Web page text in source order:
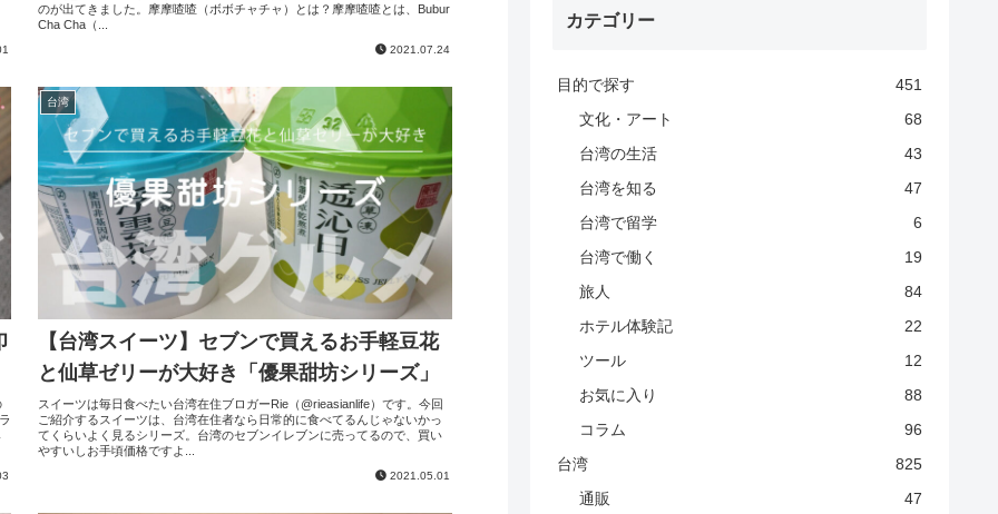
のが出てきました。摩摩喳喳（ボボチャチャ）とは？摩摩喳喳とは、Bubur
Cha Cha（...
2021.07.24
台湾
【台湾スイーツ】セブンで買えるお手軽豆花
と仙草ゼリーが大好き「優果甜坊シリーズ」
スイーツは毎日食べたい台湾在住ブロガーRie（@rieasianlife）です。今回
ご紹介するスイーツは、台湾在住者なら日常的に食べてるんじゃないかっ
てくらいよく見るシリーズ。台湾のセブンイレブンに売ってるので、買い
やすいしお手頃価格ですよ...
2021.05.01
カテゴリー
目的で探す
451
文化・アート
68
台湾の生活
43
台湾を知る
47
台湾で留学
6
台湾で働く
19
旅人
84
ホテル体験記
22
ツール
12
お気に入り
88
コラム
96
台湾
825
通販
47